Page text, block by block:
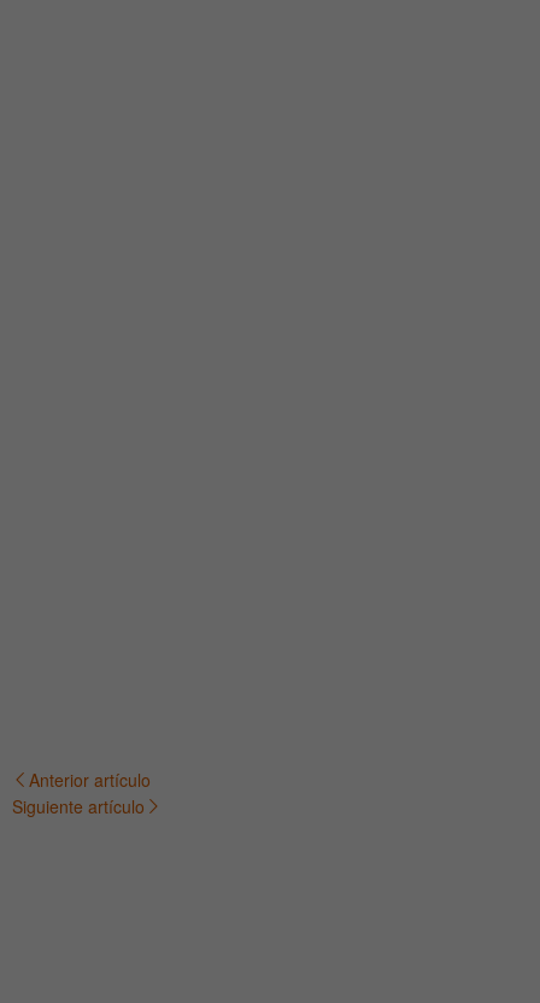
Navegación
Anterior artículo
Siguiente artículo